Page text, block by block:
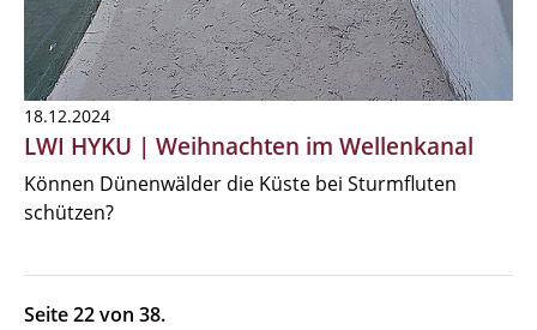
18.12.2024
LWI HYKU | Weihnachten im Wellenkanal
Können Dünenwälder die Küste bei Sturmfluten
schützen?
Seite 22 von 38.